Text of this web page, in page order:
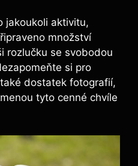
jakoukoli aktivitu,
množství
rozlučku se svobodou
si pro
dostatek fotografií,
tyto cenné chvíle